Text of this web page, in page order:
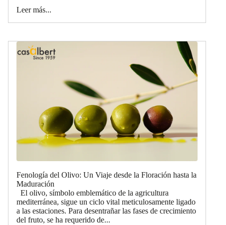
Leer más...
Fenología del Olivo: Un Viaje desde la Floración hasta la
Maduración
El olivo, símbolo emblemático de la agricultura
mediterránea, sigue un ciclo vital meticulosamente ligado
a las estaciones. Para desentrañar las fases de crecimiento
del fruto, se ha requerido de...